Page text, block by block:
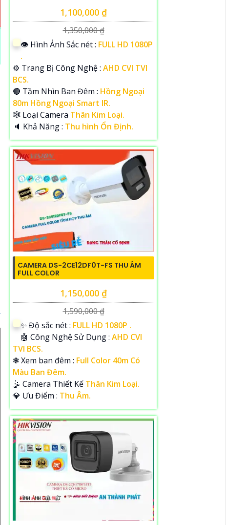
1,100,000 ₫
1,350,000 ₫
👁 Hình Ảnh Sắc nét : FULL HD 1080P
.
⚙ Trang Bị Công Nghệ : AHD CVI TVI
BCS.
🔴 Tầm Nhìn Ban Đêm : Hồng Ngoại
80m Hồng Ngoại Smart IR.
🕸️ Loại Camera Thân Kim Loại.
️🔈 Khả Năng : Thu hình Ổn Định.
CAMERA DS-2CE12DF0T-FS THU ÂM
FULL COLOR
1,150,000 ₫
1,590,000 ₫
✨ Độ sắc nét : FULL HD 1080P .
🤖️ Công Nghệ Sử Dụng : AHD CVI
TVI BCS.
❃ Xem ban đêm : Full Color 40m Có
Màu Ban Đêm.
🤹 Camera Thiết Kế Thân Kim Loại.
️💎 Ưu Điểm : Thu Âm.